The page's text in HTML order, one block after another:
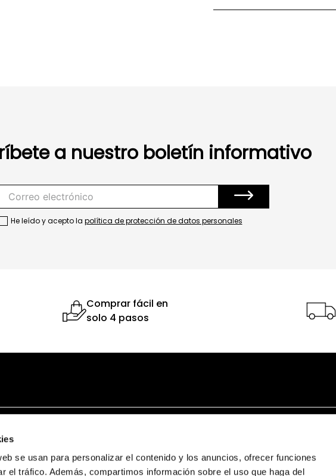
se usan para personalizar el contenido y los anuncios, ofrecer funciones
el tráfico. Además, compartimos información sobre el uso que haga del
a nuestro boletín informativo
He leído y acepto la política de protección de datos personales
Comprar fácil en
solo 4 pasos
Garantía y devolución
Bruno Ferrini Concept